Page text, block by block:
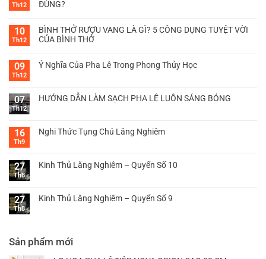
Th12
ĐÚNG?
10
Th12
BÌNH THỞ RƯỢU VANG LÀ GÌ? 5 CÔNG DỤNG TUYỆT VỜI
CỦA BÌNH THỞ
09
Th12
Ý Nghĩa Của Pha Lê Trong Phong Thủy Học
07
Th12
HƯỚNG DẪN LÀM SẠCH PHA LÊ LUÔN SÁNG BÓNG
16
Th9
Nghi Thức Tụng Chú Lăng Nghiêm
27
Th8
Kinh Thủ Lăng Nghiêm – Quyển Số 10
27
Th8
Kinh Thủ Lăng Nghiêm – Quyển Số 9
Sản phẩm mới